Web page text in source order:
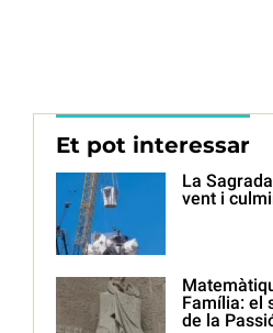
Et pot interessar
La
vent i
Família: el
de la